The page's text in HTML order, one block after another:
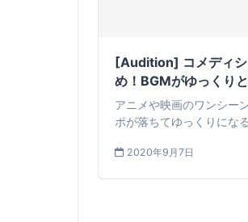
[Audition] コメディシ
め！BGMがゆっくり
アニメや映画のワンシー
ポが落ちてゆっくりにな
2020年9月7日